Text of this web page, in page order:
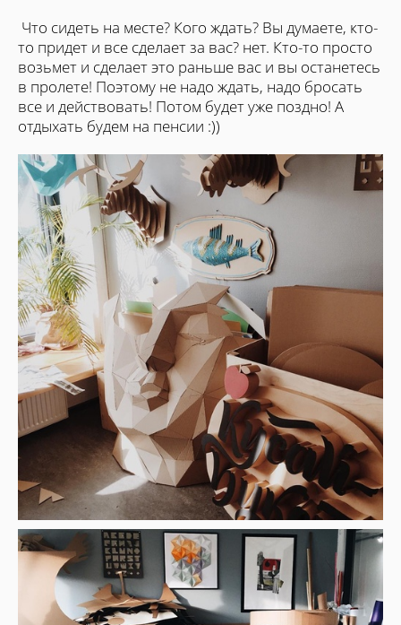
Что сидеть на месте? Кого ждать? Вы думаете, кто-
то придет и все сделает за вас? нет. Кто-то просто
возьмет и сделает это раньше вас и вы останетесь
в пролете! Поэтому не надо ждать, надо бросать
все и действовать! Потом будет уже поздно! А
отдыхать будем на пенсии :))